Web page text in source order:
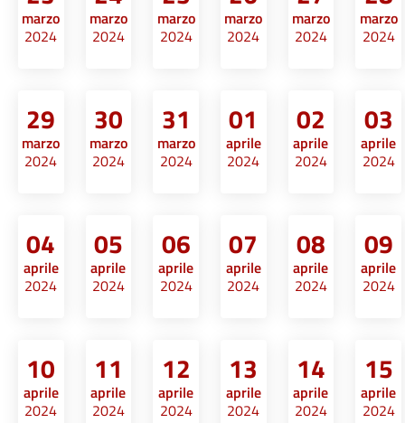
marzo
2024
marzo
2024
marzo
2024
marzo
2024
marzo
2024
marzo
2024
29
marzo
2024
30
marzo
2024
31
marzo
2024
01
aprile
2024
02
aprile
2024
03
aprile
2024
04
aprile
2024
05
aprile
2024
06
aprile
2024
07
aprile
2024
08
aprile
2024
09
aprile
2024
10
aprile
2024
11
aprile
2024
12
aprile
2024
13
aprile
2024
14
aprile
2024
15
aprile
2024